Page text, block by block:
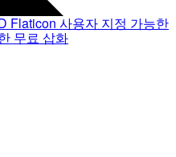
Flaticon 사용자 지정 가능한
무료 삽화